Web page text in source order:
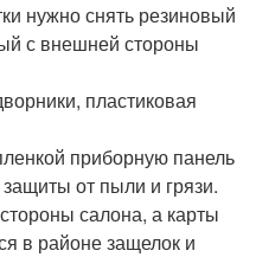
нужно снять резиновый
с внешней стороны
пластиковая
приборную панель
от пыли и грязи.
салона, а карты
в районе защелок и